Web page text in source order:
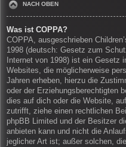
NACH OBEN
Was ist COPPA?
COPPA, ausgeschrieben
1998 (deutsch: Gesetz zum
Internet von 1998) ist ein Gesetz
Websites, die möglicherweise
Jahren erheben, hierzu die
oder der Erziehungsberechtigten
dies auf dich oder die Website,
zutrifft, ziehe einen rechtlichen
phpBB Limited und der Besitzer
anbieten kann und nicht die
jeglicher Art ist; außer solchen,